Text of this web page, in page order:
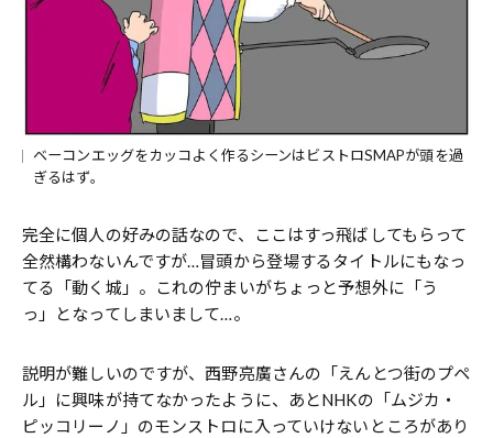
ベーコンエッグをカッコよく作るシーンはビストロSMAPが頭を過
ぎるはず。
完全に個人の好みの話なので、ここはすっ飛ばしてもらって
全然構わないんですが…冒頭から登場するタイトルにもなっ
てる「動く城」。これの佇まいがちょっと予想外に「う
っ」となってしまいまして…。
説明が難しいのですが、西野亮廣さんの「えんとつ街のプペ
ル」に興味が持てなかったように、あとNHKの「ムジカ・
ピッコリーノ」のモンストロに入っていけないところがあり